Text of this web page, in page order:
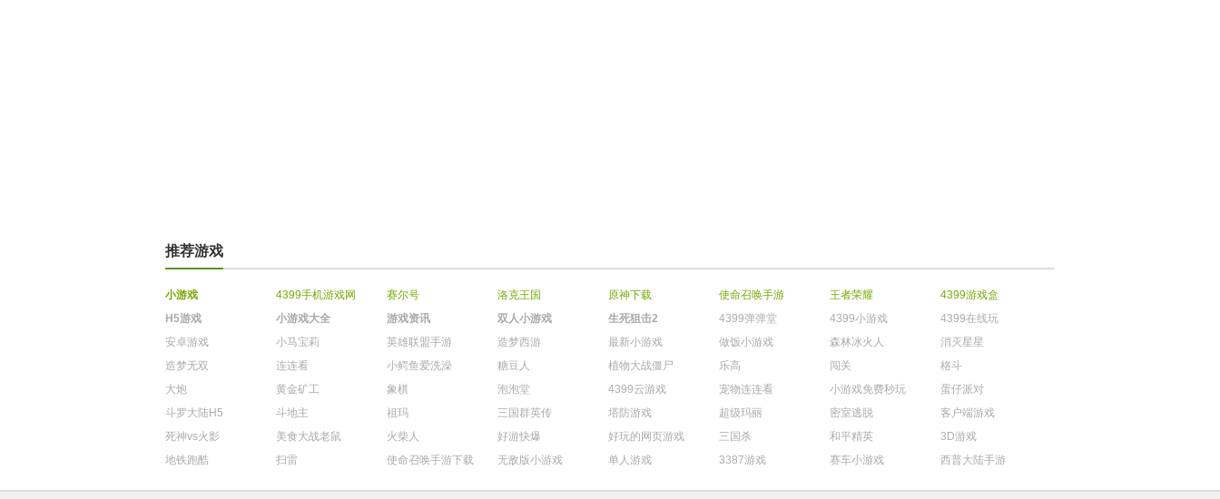
推荐游戏
小游戏 4399手机游戏网 赛尔号 洛克王国 原神下载 使命召唤手游 王者荣耀
4399游戏盒
H5游戏
小游戏大全 游戏资讯 双人小游戏 生死狙击2 4399弹弹堂 4399小游戏
4399在线玩
安卓游戏
小马宝莉 英雄联盟手游 造梦西游 最新小游戏 做饭小游戏 森林冰火人
消灭星星
造梦无双
连连看 小鳄鱼爱洗澡 糖豆人 植物大战僵尸 乐高 闯关
格斗
大炮
黄金矿工 象棋 泡泡堂 4399云游戏 宠物连连看 小游戏免费秒玩
蛋仔派对
斗罗大陆H5
斗地主 祖玛 三国群英传 塔防游戏 超级玛丽 密室逃脱
客户端游戏
死神vs火影
美食大战老鼠 火柴人 好游快爆 好玩的网页游戏 三国杀 和平精英
3D游戏
地铁跑酷
扫雷 使命召唤手游下载 无敌版小游戏 单人游戏 3387游戏 赛车小游戏 西普大陆手游